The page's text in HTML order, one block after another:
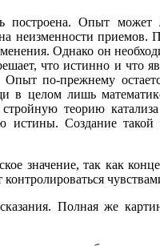
Опыт
неизменности приемов.
Однако он
что истинно и что
по-прежнему
в целом лишь
теорию
истины. Создание
значение, так как
Полная же